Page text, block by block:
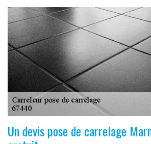
Un devis pose de carrelage